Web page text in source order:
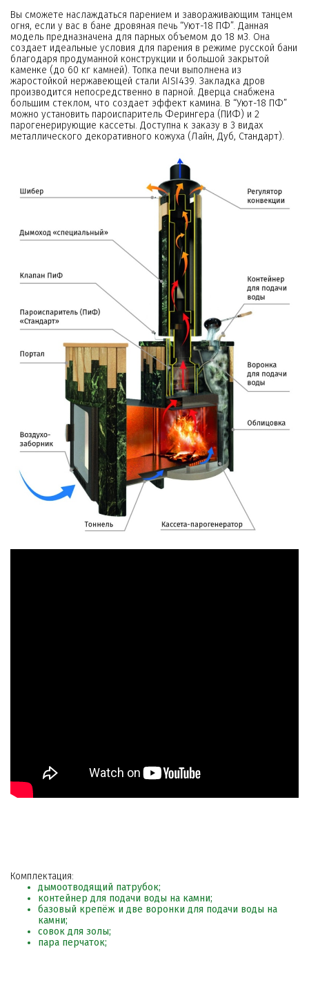
Вы сможете наслаждаться парением и завораживающим танцем
огня, если у вас в бане дровяная печь “Уют-18 ПФ”. Данная
модель предназначена для парных объемом до 18 м3. Она
создает идеальные условия для парения в режиме русской бани
благодаря продуманной конструкции и большой закрытой
каменке (до 60 кг камней). Топка печи выполнена из
жаростойкой нержавеющей стали AISI439. Закладка дров
производится непосредственно в парной. Дверца снабжена
большим стеклом, что создает эффект камина. В “Уют-18 ПФ”
можно установить пароиспаритель Ферингера (ПИФ) и 2
парогенерирующие кассеты. Доступна к заказу в 3 видах
металлического декоративного кожуха (Лайн, Дуб, Стандарт).
Комплектация:
дымоотводящий патрубок;
контейнер для подачи воды на камни;
базовый крепёж и две воронки для подачи воды на
камни;
совок для золы;
пара перчаток;